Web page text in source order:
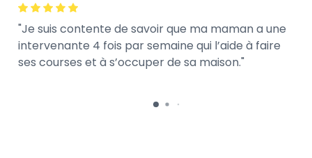
Je suis contente de savoir que ma maman a une
intervenante 4 fois par semaine qui l’aide à faire
ses courses et à s’occuper de sa maison.